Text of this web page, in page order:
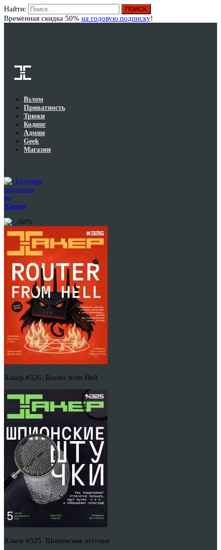
Найти:
Временная скидка 50% на годовую подписку!
Взлом
Приватность
Трюки
Кодинг
Админ
Geek
Магазин
Годовая
подписка
на
Хакер
-50%
Хакер #326. Router from Hell
Хакер #325. Шпионские штучки